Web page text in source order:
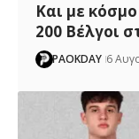
Και με
200 Βέλγοι
PAOKDAY 6